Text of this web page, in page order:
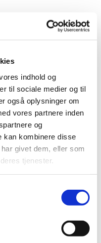
indhold og
til sociale medier og til
også oplysninger om
vores partnere inden
og
kan kombinere disse
givet dem, eller som
tjenester.
kunne